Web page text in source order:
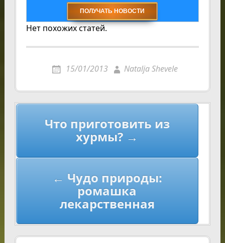
Нет похожих статей.
15/01/2013 Natalja Shevele
Навигация
Что приготовить из
хурмы? →
← Чудо природы:
ромашка
лекарственная